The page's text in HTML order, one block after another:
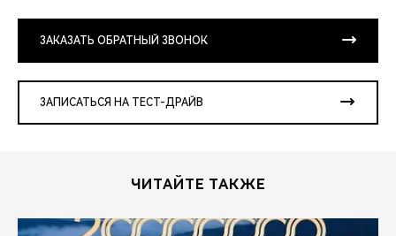
ЗАКАЗАТЬ ОБРАТНЫЙ ЗВОНОК
ЗАПИСАТЬСЯ НА ТЕСТ-ДРАЙВ
ЧИТАЙТЕ ТАКЖЕ